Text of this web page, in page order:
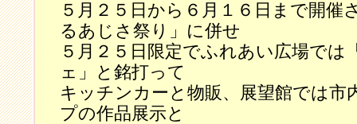
５月２５日から６月１６日まで開催
るあじさ祭り」に併せ
５月２５日限定でふれあい広場では
ェ」と銘打って
キッチンカーと物販、展望館では市
プの作品展示と